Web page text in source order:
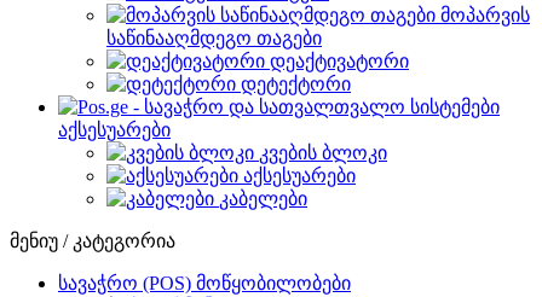
მოპარვის
საწინააღმდეგო თაგები
დეაქტივატორი
დეტექტორი
აქსესუარები
კვების ბლოკი
აქსესუარები
კაბელები
მენიუ / კატეგორია
სავაჭრო (POS) მოწყობილობები